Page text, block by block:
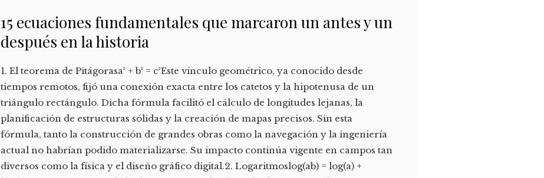
15 ecuaciones fundamentales que marcaron un antes y un
después en la historia
1. El teorema de Pitágorasa² + b² = c²Este vínculo geométrico, ya conocido desde
tiempos remotos, fijó una conexión exacta entre los catetos y la hipotenusa de un
triángulo rectángulo. Dicha fórmula facilitó el cálculo de longitudes lejanas, la
planificación de estructuras sólidas y la creación de mapas precisos. Sin esta
fórmula, tanto la construcción de grandes obras como la navegación y la ingeniería
actual no habrían podido materializarse. Su impacto continúa vigente en campos tan
diversos como la física y el diseño gráfico digital.2. Logaritmoslog(ab) = log(a) +